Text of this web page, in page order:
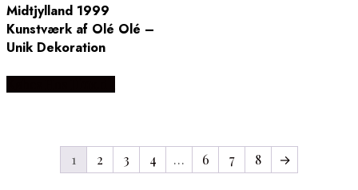
Midtjylland 1999
Kunstværk af Olé Olé –
Unik Dekoration
1 2 3 4 … 6 7 8 →